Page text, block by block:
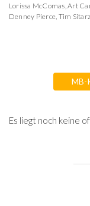
Lorissa McComas,Art
Denney Pierce, Tim
MB-
Es liegt noch keine